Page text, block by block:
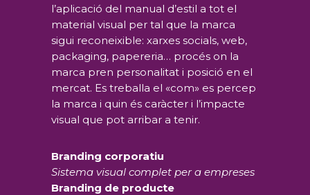
l’aplicació del manual d’estil a tot el
material visual per tal que la marca
sigui reconeixible: xarxes socials, web,
packaging, papereria… procés on la
marca pren personalitat i posició en el
mercat. Es treballa el «com» es percep
la marca i quin és caràcter i l’impacte
visual que pot arribar a tenir.
Branding corporatiu
Sistema visual complet per a empreses
Branding de producte